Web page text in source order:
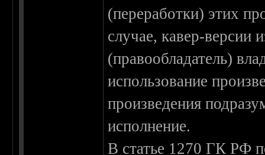
(переработки) этих
случае, кавер-версии
(правообладатель)
использование
произведения
исполнение.
В статье 1270 ГК РФ